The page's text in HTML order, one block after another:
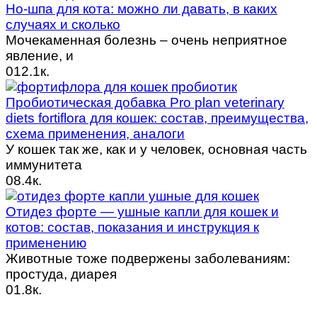
Но-шпа для кота: можно ли давать, в каких
случаях и сколько
Мочекаменная болезнь – очень неприятное
явление, и
012.1к.
Пробиотическая добавка Pro plan veterinary
diets fortiflora для кошек: состав, преимущества,
схема применения, аналоги
У кошек так же, как и у человек, основная часть
иммунитета
08.4к.
Отидез форте — ушные капли для кошек и
котов: состав, показания и инструкция к
применению
Животные тоже подвержены заболеваниям:
простуда, диарея
01.8к.